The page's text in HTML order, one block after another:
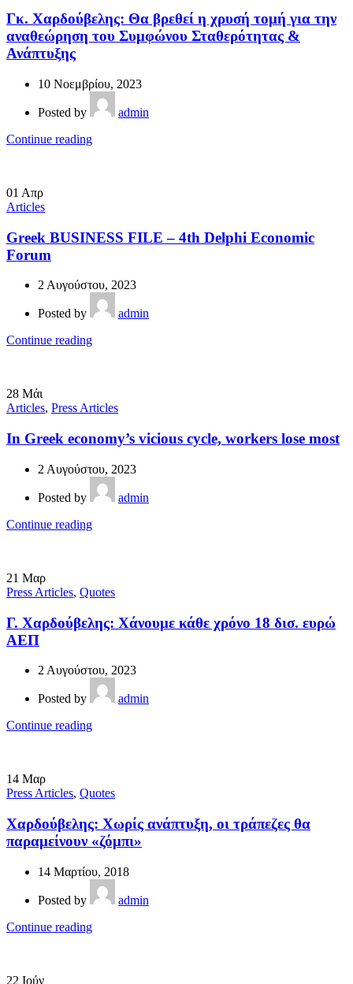
Γκ. Χαρδούβελης: Θα βρεθεί η χρυσή τομή για την
αναθεώρηση του Συμφώνου Σταθερότητας &
Ανάπτυξης
10 Νοεμβρίου, 2023
Posted by
admin
Continue reading
01 Απρ
Articles
Greek BUSINESS FILE – 4th Delphi Economic
Forum
2 Αυγούστου, 2023
Posted by
admin
Continue reading
28 Μάι
Articles, Press Articles
In Greek economy’s vicious cycle, workers lose most
2 Αυγούστου, 2023
Posted by
admin
Continue reading
21 Μαρ
Press Articles, Quotes
Γ. Χαρδούβελης: Χάνουμε κάθε χρόνο 18 δισ. ευρώ
ΑΕΠ
2 Αυγούστου, 2023
Posted by
admin
Continue reading
14 Μαρ
Press Articles, Quotes
Χαρδούβελης: Χωρίς ανάπτυξη, οι τράπεζες θα
παραμείνουν «ζόμπι»
14 Μαρτίου, 2018
Posted by
admin
Continue reading
22 Ιούν